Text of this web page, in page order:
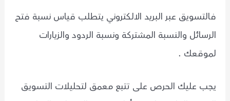
فالتسويق عبر البريد الالكتروني يتطلب قياس نسبة فتح
الرسائل والنسبة المشتركة ونسبة الردود والزيارات
لموقعك .
يجب عليك الحرص على تتبع معمق لتحليلات التسويق